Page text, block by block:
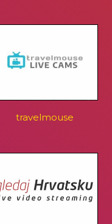
travelmouse